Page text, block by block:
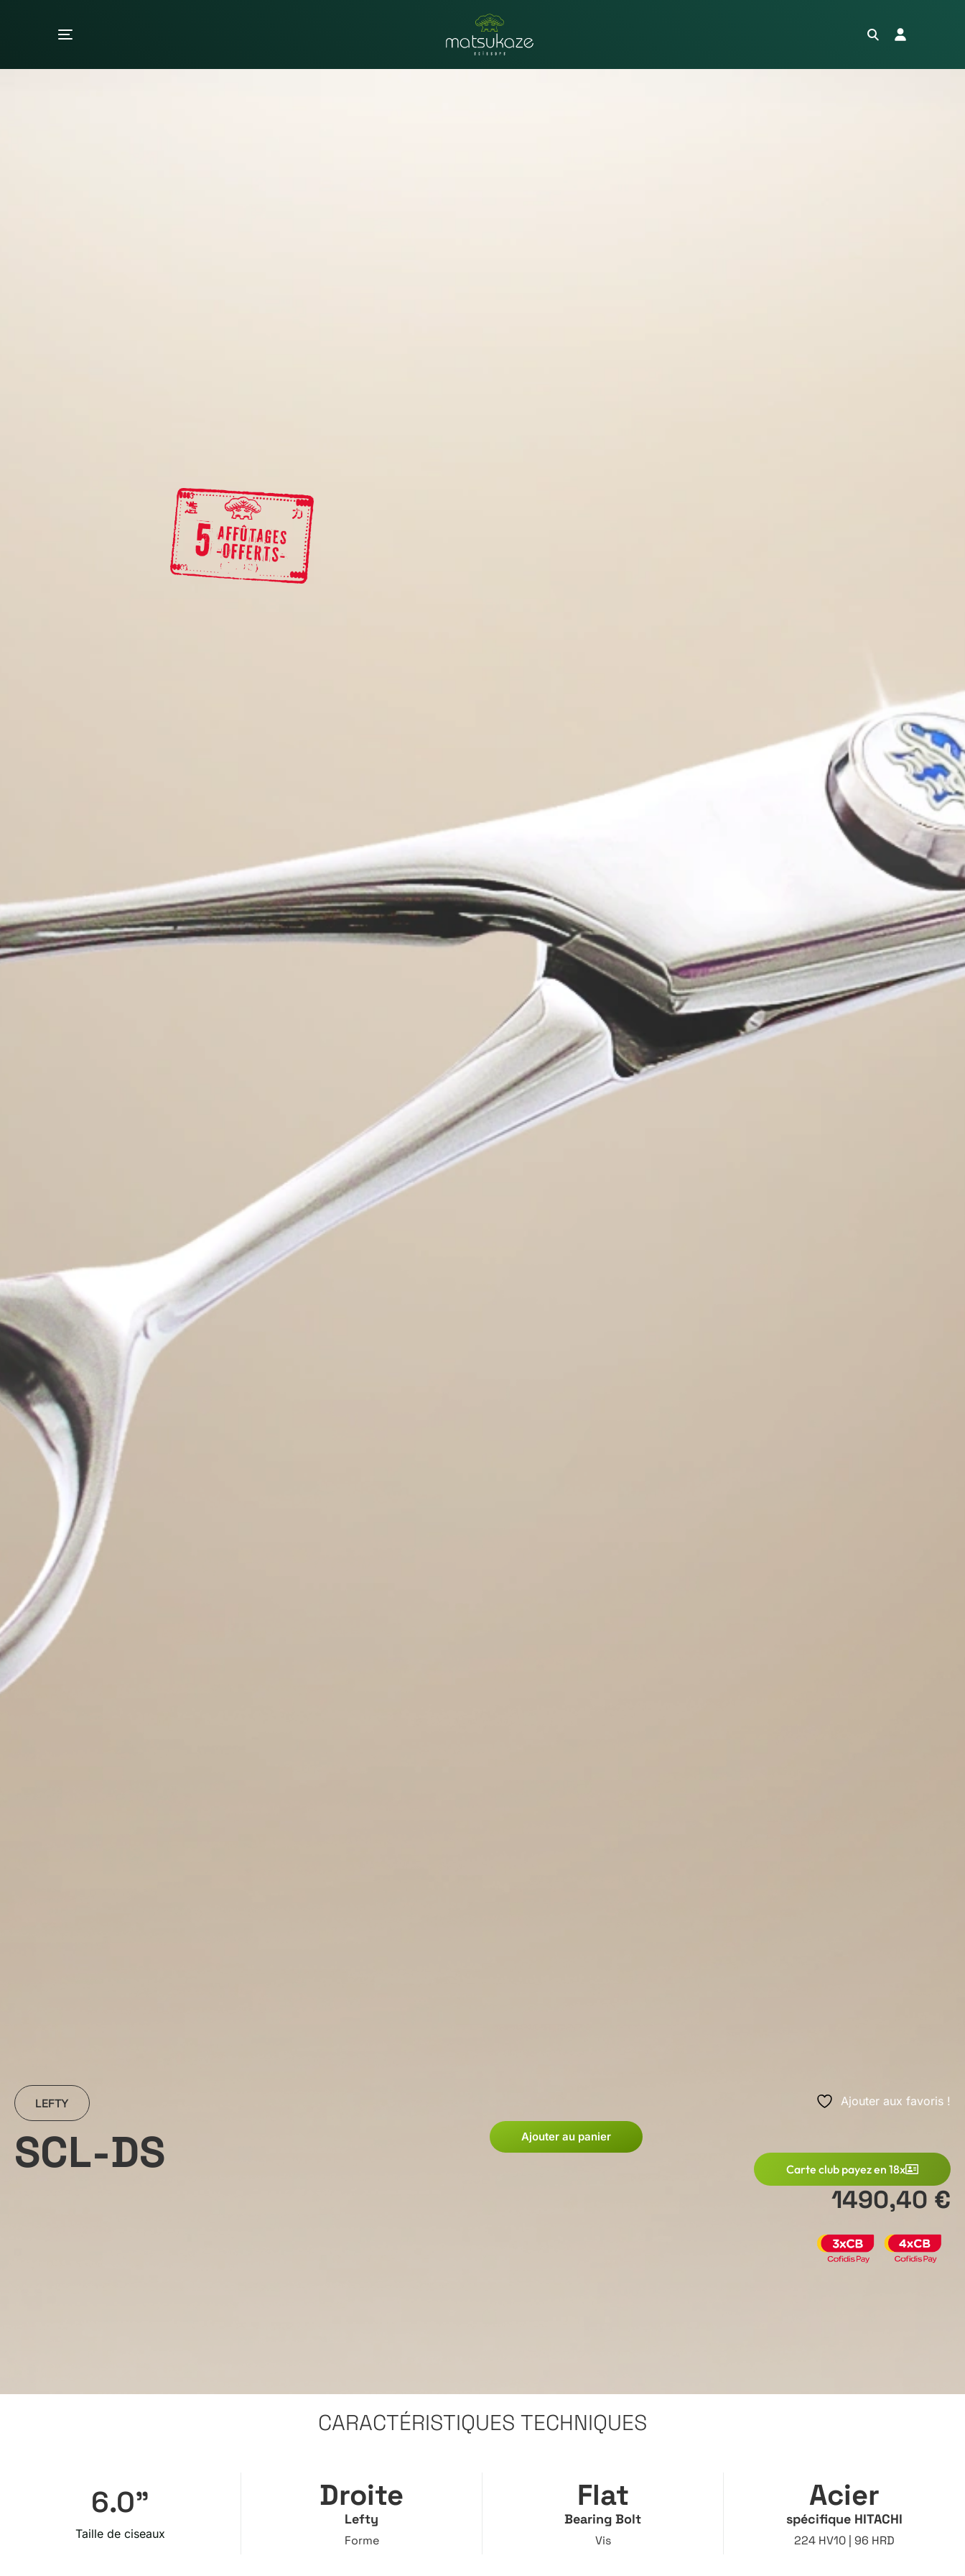
LEFTY
SCL-DS
Ajouter aux favoris !
Ajouter au panier
Carte club payez en 18x
1490,40 €
CARACTÉRISTIQUES TECHNIQUES
Taille de ciseaux
6.0" Droite
Lefty
Forme
Flat
Bearing Bolt
Vis
Acier
spécifique HITACHI
224 HV10 | 96 HRD